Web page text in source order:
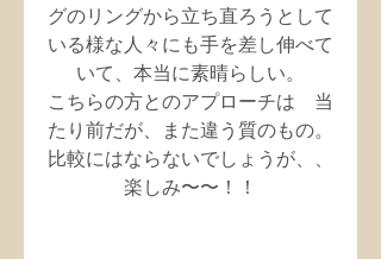
グのリングから立ち直ろうとして
いる様な人々にも手を差し伸べて
いて、本当に素晴らしい。
こちらの方とのアプローチは　当
たり前だが、また違う質のもの。
比較にはならないでしょうが、、
楽しみ〜〜！！